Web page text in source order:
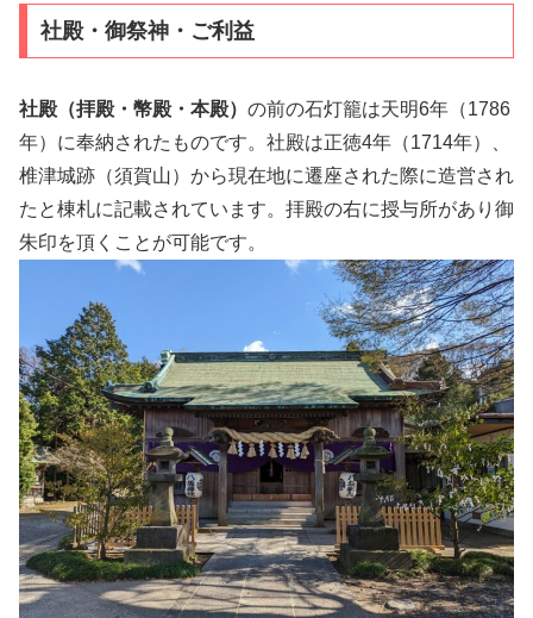
社殿・御祭神・ご利益
社殿（拝殿・幣殿・本殿） の前の石灯籠は天明6年（1786
年）に奉納されたものです。社殿は正徳4年（1714年）、
椎津城跡（須賀山）から現在地に遷座された際に造営され
たと棟札に記載されています。拝殿の右に授与所があり御
朱印を頂くことが可能です。